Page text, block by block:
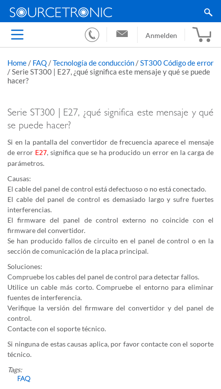
Anmelden
Home / FAQ /Tecnología de conducción / ST300 Código de error
/ Serie ST300 | E27, ¿qué significa este mensaje y qué se puede
hacer?
Serie ST300 | E27, ¿qué significa este mensaje y qué
se puede hacer?
Si en la pantalla del convertidor de frecuencia aparece el mensaje
de error E27, significa que se ha producido un error en la carga de
parámetros.
Causas:
El cable del panel de control está defectuoso o no está conectado.
El cable del panel de control es demasiado largo y sufre fuertes
interferencias.
El firmware del panel de control externo no coincide con el
firmware del convertidor.
Se han producido fallos de circuito en el panel de control o en la
sección de comunicación de la placa principal.
Soluciones:
Compruebe los cables del panel de control para detectar fallos.
Utilice un cable más corto. Compruebe el entorno para eliminar
fuentes de interferencia.
Verifique la versión del firmware del convertidor y del panel de
control.
Contacte con el soporte técnico.
Si ninguna de estas causas aplica, por favor contacte con el soporte
técnico.
Tags:
FAQ